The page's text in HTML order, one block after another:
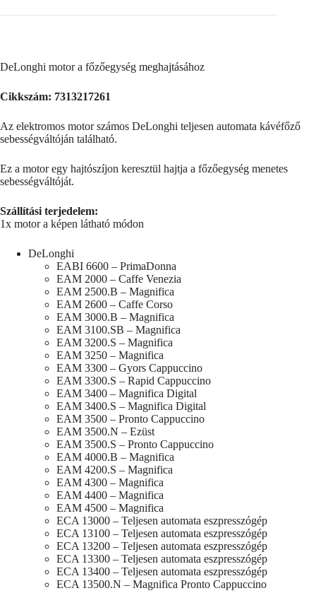
DeLonghi motor a főzőegység meghajtásához
Cikkszám: 7313217261
Az elektromos motor számos DeLonghi teljesen automata kávéfőző
sebességváltóján található.
Ez a motor egy hajtószíjon keresztül hajtja a főzőegység menetes
sebességváltóját.
Szállítási terjedelem:
1x motor a képen látható módon
DeLonghi
EABI 6600 – PrimaDonna
EAM 2000 – Caffe Venezia
EAM 2500.B – Magnifica
EAM 2600 – Caffe Corso
EAM 3000.B – Magnifica
EAM 3100.SB – Magnifica
EAM 3200.S – Magnifica
EAM 3250 – Magnifica
EAM 3300 – Gyors Cappuccino
EAM 3300.S – Rapid Cappuccino
EAM 3400 – Magnifica Digital
EAM 3400.S – Magnifica Digital
EAM 3500 – Pronto Cappuccino
EAM 3500.N – Ezüst
EAM 3500.S – Pronto Cappuccino
EAM 4000.B – Magnifica
EAM 4200.S – Magnifica
EAM 4300 – Magnifica
EAM 4400 – Magnifica
EAM 4500 – Magnifica
ECA 13000 – Teljesen automata eszpresszógép
ECA 13100 – Teljesen automata eszpresszógép
ECA 13200 – Teljesen automata eszpresszógép
ECA 13300 – Teljesen automata eszpresszógép
ECA 13400 – Teljesen automata eszpresszógép
ECA 13500.N – Magnifica Pronto Cappuccino